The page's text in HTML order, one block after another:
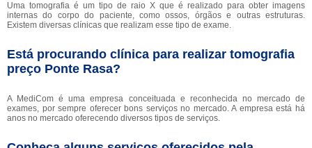
Uma tomografia é um tipo de raio X que é realizado para obter imagens
internas do corpo do paciente, como ossos, órgãos e outras estruturas.
Existem diversas clínicas que realizam esse tipo de exame.
Está procurando clínica para realizar tomografia
preço Ponte Rasa?
A MediCom é uma empresa conceituada e reconhecida no mercado de
exames, por sempre oferecer bons serviços no mercado. A empresa está há
anos no mercado oferecendo diversos tipos de serviços.